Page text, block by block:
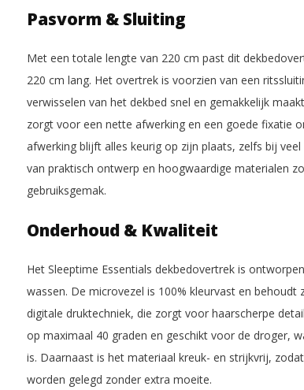
Pasvorm & Sluiting
Met een totale lengte van 220 cm past dit
220 cm lang. Het overtrek is voorzien van een
verwisselen van het dekbed snel en gemakkelijk
zorgt voor een nette afwerking en een goede fixatie
afwerking blijft alles keurig op zijn plaats, zelfs bij
van praktisch ontwerp en hoogwaardige materialen
gebruiksgemak.
Onderhoud & Kwaliteit
Het Sleeptime Essentials dekbedovertrek is
wassen. De microvezel is 100% kleurvast en behoudt
digitale druktechniek, die zorgt voor haarscherpe
op maximaal 40 graden en geschikt voor de droger,
is. Daarnaast is het materiaal kreuk- en strijkvrij,
worden gelegd zonder extra moeite.